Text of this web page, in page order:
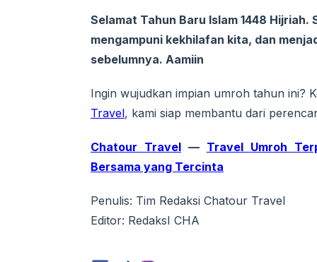
Selamat Tahun Baru Islam 1448 Hijriah.
mengampuni kekhilafan kita, dan
sebelumnya. Aamiin
Ingin wujudkan impian umroh tahun ini?
Travel, kami siap membantu dari
Chatour Travel— Travel Umroh
Bersama yang Tercinta
Penulis: Tim Redaksi Chatour Travel
Editor: RedaksI CHA